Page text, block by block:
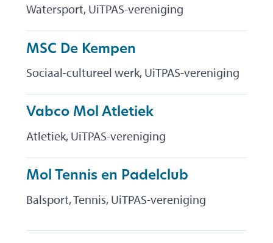
Watersport, UiTPAS-vereniging
MSC De Kempen
Sociaal-cultureel werk, UiTPAS-vereniging
Vabco Mol Atletiek
Atletiek, UiTPAS-vereniging
Mol Tennis en Padelclub
Balsport, Tennis, UiTPAS-vereniging